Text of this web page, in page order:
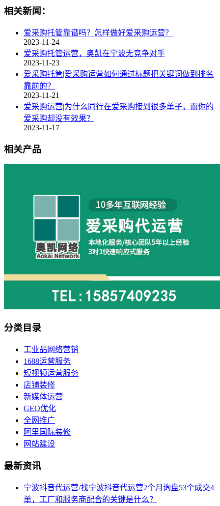
相关新闻：
爱采购托管靠谱吗？怎样做好爱采购运营？
2023-11-24
爱采购托管运营，奥凯在宁波无竞争对手
2023-11-23
爱采购托管|爱采购运营如何通过标题把关键词做到排名
靠前的？
2023-11-21
爱采购运营|为什么同行在爱采购接到很多单子，而你的
爱采购却没有效果？
2023-11-17
相关产品
分类目录
工业品网络营销
1688运营服务
短视频运营服务
店铺装修
新媒体运营
GEO优化
全网推广
阿里国际装修
网站建设
最新资讯
宁波抖音代运营/找宁波抖音代运营2个月询盘53个成交4
单，工厂和服务商配合的关键是什么？